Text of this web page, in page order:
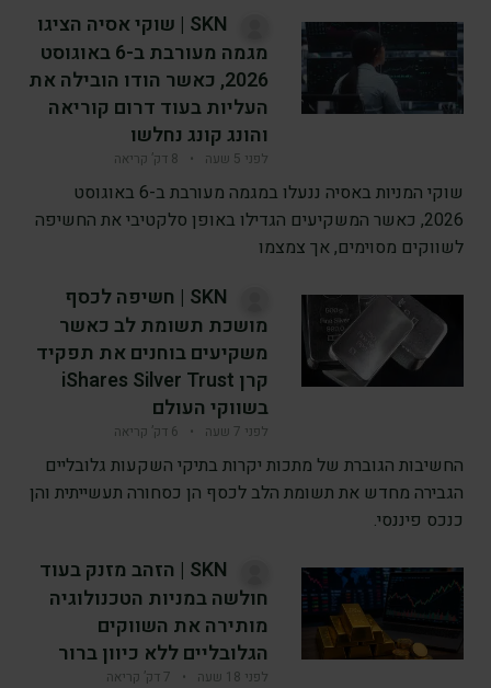
SKN | שוקי אסיה הציגו
מגמה מעורבת ב-6 באוגוסט
2026, כאשר הודו הובילה את
העליות בעוד דרום קוריאה
והונג קונג נחלשו
לפני 5 שעה • 8 דק’ קריאה
שוקי המניות באסיה ננעלו במגמה מעורבת ב-6 באוגוסט
2026, כאשר המשקיעים הגדילו באופן סלקטיבי את החשיפה
לשווקים מסוימים, אך צמצמו
SKN | חשיפה לכסף
מושכת תשומת לב כאשר
משקיעים בוחנים את תפקיד
קרן iShares Silver Trust
בשווקי העולם
לפני 7 שעה • 6 דק’ קריאה
החשיבות הגוברת של מתכות יקרות בתיקי השקעות גלובליים
הגבירה מחדש את תשומת הלב לכסף הן כסחורה תעשייתית והן
כנכס פיננסי.
SKN | הזהב מזנק בעוד
חולשה במניות הטכנולוגיה
מותירה את השווקים
הגלובליים ללא כיוון ברור
לפני 18 שעה • 7 דק’ קריאה